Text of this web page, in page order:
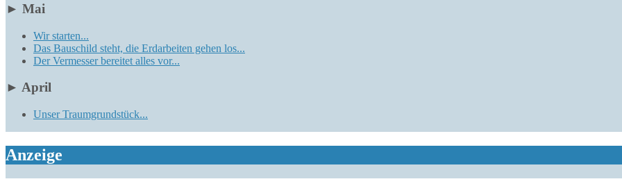
► Mai
Wir starten...
Das Bauschild steht, die Erdarbeiten gehen los...
Der Vermesser bereitet alles vor...
► April
Unser Traumgrundstück...
Anzeige